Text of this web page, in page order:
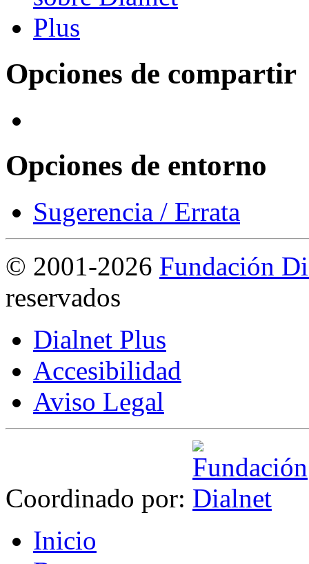
Opciones de compartir
Opciones de entorno
Sugerencia / Errata
© 2001-2026 Fundación
reservados
Dialnet Plus
Accesibilidad
Aviso Legal
Coordinado por:
Inicio